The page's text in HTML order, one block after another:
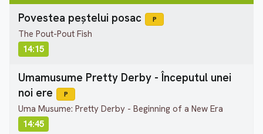
Povestea peștelui posac P
The Pout-Pout Fish
14:15
Umamusume Pretty Derby - Începutul unei
noi ere
P
Uma Musume: Pretty Derby - Beginning of a New Era
14:45